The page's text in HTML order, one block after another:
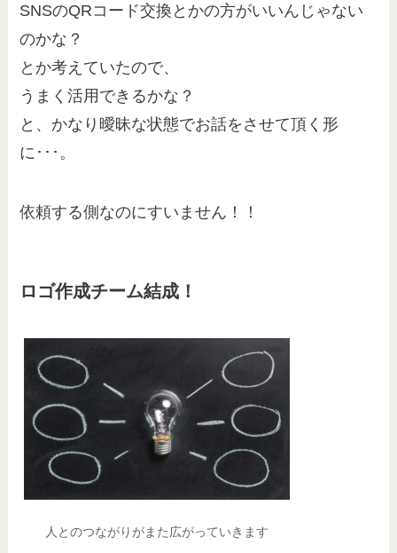
SNSのQRコード交換とかの方がいいんじゃない
のかな？
とか考えていたので、
うまく活用できるかな？
と、かなり曖昧な状態でお話をさせて頂く形
に･･･。
依頼する側なのにすいません！！
ロゴ作成チーム結成！
人とのつながりがまた広がっていきます